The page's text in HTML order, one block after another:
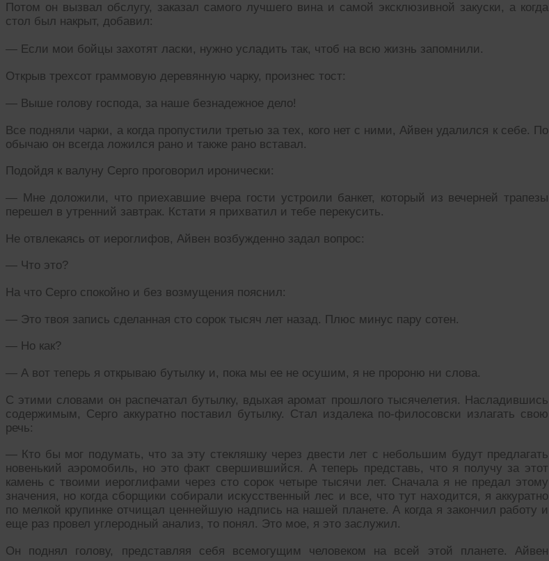
Потом он вызвал обслугу, заказал самого лучшего вина и самой эксклюзивной закуски, а когда
стол был накрыт, добавил:
— Если мои бойцы захотят ласки, нужно усладить так, чтоб на всю жизнь запомнили.
Открыв трехсот граммовую деревянную чарку, произнес тост:
— Выше голову господа, за наше безнадежное дело!
Все подняли чарки, а когда пропустили третью за тех, кого нет с ними, Айвен удалился к себе. По
обычаю он всегда ложился рано и также рано вставал.
Подойдя к валуну Серго проговорил иронически:
— Мне доложили, что приехавшие вчера гости устроили банкет, который из вечерней трапезы
перешел в утренний завтрак. Кстати я прихватил и тебе перекусить.
Не отвлекаясь от иероглифов, Айвен возбужденно задал вопрос:
— Что это?
На что Серго спокойно и без возмущения пояснил:
— Это твоя запись сделанная сто сорок тысяч лет назад. Плюс минус пару сотен.
— Но как?
— А вот теперь я открываю бутылку и, пока мы ее не осушим, я не пророню ни слова.
С этими словами он распечатал бутылку, вдыхая аромат прошлого тысячелетия. Насладившись
содержимым, Серго аккуратно поставил бутылку. Стал издалека по-филосовски излагать свою
речь:
— Кто бы мог подумать, что за эту стекляшку через двести лет с небольшим будут предлагать
новенький аэромобиль, но это факт свершившийся. А теперь представь, что я получу за этот
камень с твоими иероглифами через сто сорок четыре тысячи лет. Сначала я не предал этому
значения, но когда сборщики собирали искусственный лес и все, что тут находится, я аккуратно
по мелкой крупинке отчищал ценнейшую надпись на нашей планете. А когда я закончил работу и
еще раз провел углеродный анализ, то понял. Это мое, я это заслужил.
Он поднял голову, представляя себя всемогущим человеком на всей этой планете. Айвен